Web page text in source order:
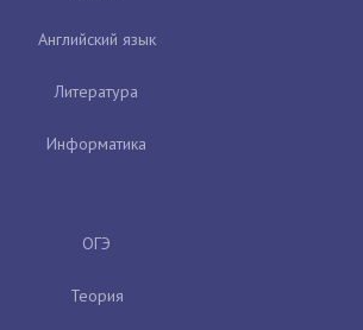
Английский язык
Литература
Информатика
ОГЭ
Теория